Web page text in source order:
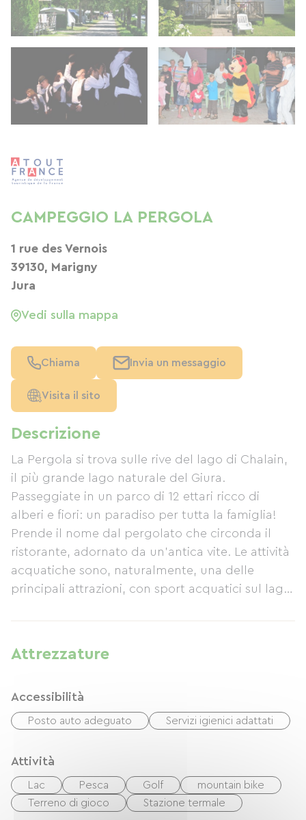
Descrizione
La Pergola si trova sulle rive del lago di Chalain,
il più grande lago naturale del Giura.
Passeggiate in un parco di 12 ettari ricco di
alberi e fiori: un paradiso per tutta la famiglia!
Prende il nome dal pergolato che circonda il
ristorante, adornato da un'antica vite. Le attività
acquatiche sono, naturalmente, una delle
principali attrazioni, con sport acquatici sul lago
offerte accontenteranno tutti. Escursionismo e
apprezzate. Numerose e varie sono le
opportunità per escursioni ed esplorazioni: il
Ginevra e al borgo di Baume-les-Messieurs con la
sua grotta, l'anfiteatro naturale e l'abbazia...
Campeggio: Situato tra acqua e bosco, sulle rive
del più grande lago naturale del Giura, sulla
Attrezzature
Accessibilità
Posto auto adeguato Servizi igienici adattati
Attività
Lac Pesca Golf
mountain bike
Terreno di gioco
Stazione termale
CAMPEGGIO LA PERGOLA
1 rue des Vernois
39130, Marigny
Jura
Vedi sulla mappa
Chiama Invia un messaggio
Visita il sito